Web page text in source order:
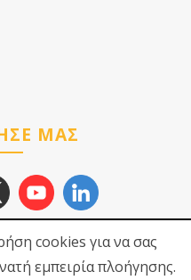
ΜΑΣ
cookies για να σας
εμπειρία πλοήγησης.